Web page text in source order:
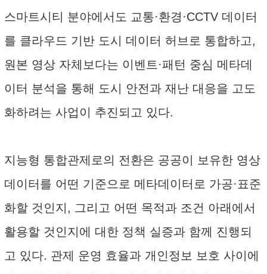
스마트시티 분야에서도 교통·환경·CCTV 데이터
를 클라우드 기반 도시 데이터 허브로 통합하고,
원본 영상 자체보다는 이벤트·패턴 중심 메타데
이터 분석을 통해 도시 안전과 재난 대응을 고도
화하려는 사업이 추진되고 있다.
지능형 통합관제로의 전환은 공공이 보유한 영상
데이터를 어떤 기준으로 메타데이터로 가공·표준
화할 것인지, 그리고 어떤 목적과 조건 아래에서
활용할 것인지에 대한 정책 실증과 함께 진행되
고 있다. 관제 운영 효율과 개인정보 보호 사이에